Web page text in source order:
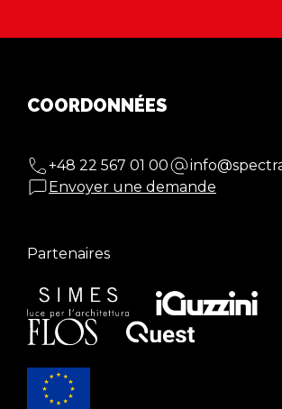
COORDONNÉES
+48 22 567 01 00
Envoyer une demande
Partenaires